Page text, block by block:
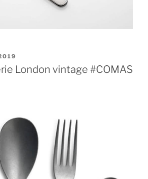
London vintage #COMAS